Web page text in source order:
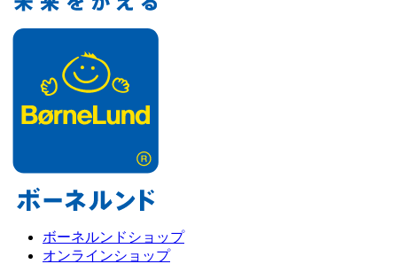
ボーネルンドショップ
オンラインショップ